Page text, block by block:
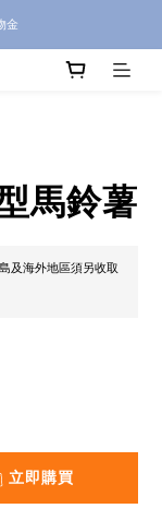
金
馬鈴薯
及海外地區須另收取
立即購買